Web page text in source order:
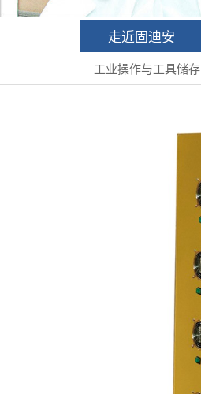
走近固迪安
工业操作与工具储存